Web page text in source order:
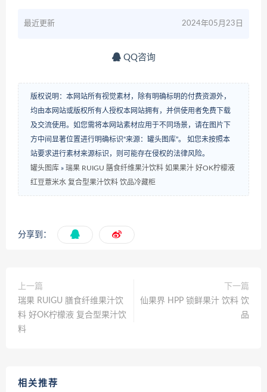
最近更新 2024年05月23日
QQ咨询
版权说明：本网站所有视觉素材，除有明确标明的付费资源外，
均由本网站或版权所有人授权本网站拥有，并供使用者免费下载
及交流使用。如您需将本网站素材应用于不同场景，请在图片下
方中间显著位置进行明确标识“来源：罐头图库”。 如您未按照本
站要求进行素材来源标识，则可能存在侵权的法律风险。
罐头图库 » 瑞果 RUIGU 膳食纤维果汁饮料 如果果汁 好OK柠檬液
红豆薏米水 复合型果汁饮料 饮品冷藏柜
分享到：
上一篇
瑞果 RUIGU 膳食纤维果汁饮
料 好OK柠檬液 复合型果汁饮
料
下一篇
仙果界 HPP 锁鲜果汁 饮料 饮
品
相关推荐